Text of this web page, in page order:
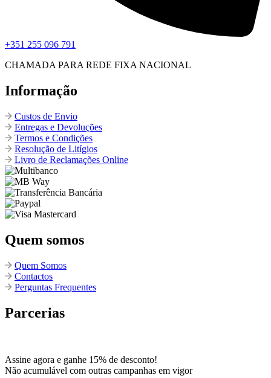
+351 255 096 791
CHAMADA PARA REDE FIXA NACIONAL
Informação
Custos de Envio
Entregas e Devoluções
Termos e Condições
Resolução de Litígios
Livro de Reclamações Online
Quem somos
Quem Somos
Contactos
Perguntas Frequentes
Parcerias
Assine agora e ganhe 15% de desconto!
Não acumulável com outras campanhas em vigor